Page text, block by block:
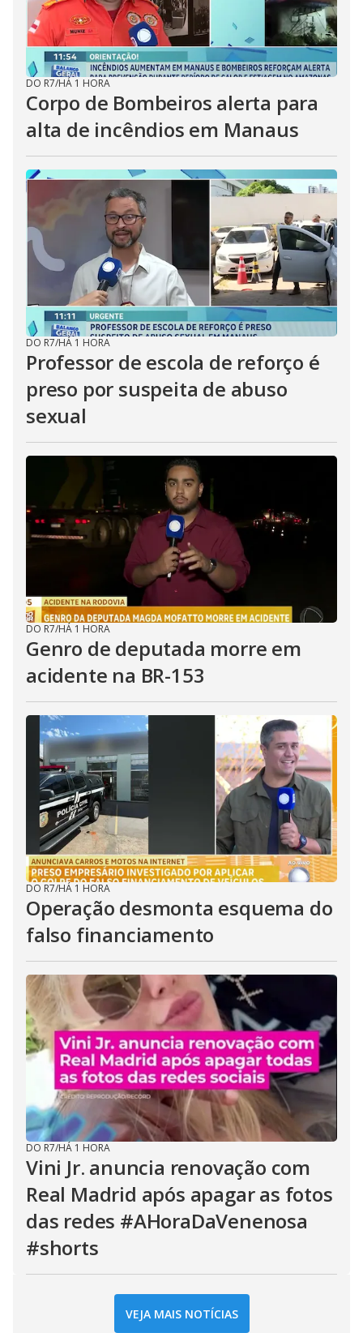
DO R7/HÁ 1 HORA
Corpo de Bombeiros alerta para
alta de incêndios em Manaus
DO R7/HÁ 1 HORA
Professor de escola de reforço é
preso por suspeita de abuso
sexual
DO R7/HÁ 1 HORA
Genro de deputada morre em
acidente na BR-153
DO R7/HÁ 1 HORA
Operação desmonta esquema do
falso financiamento
DO R7/HÁ 1 HORA
Vini Jr. anuncia renovação com
Real Madrid após apagar as fotos
das redes #AHoraDaVenenosa
#shorts
VEJA MAIS NOTÍCIAS